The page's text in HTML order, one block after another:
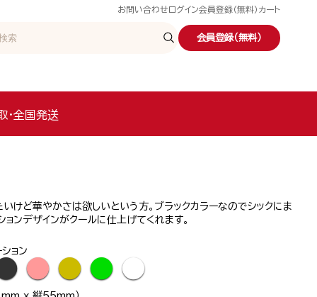
お問い合わせ ログイン会員登録（無料） カート
会員登録（無料）
・全国発送
けど華やかさは欲しいという方。ブラックカラーなのでシックにま
ョンデザインがクールに仕上げてくれます。
ョン
● ● ● ●